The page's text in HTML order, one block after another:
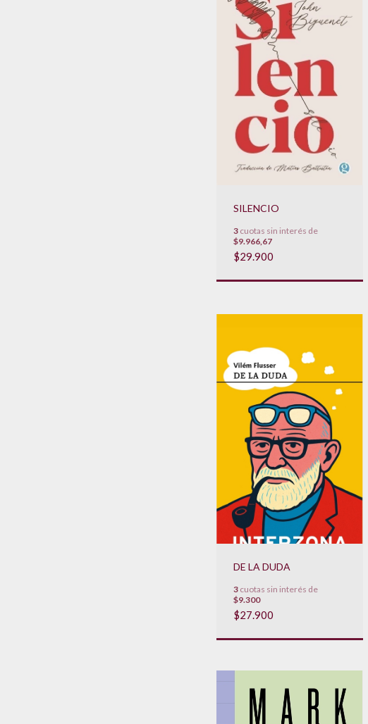
SILENCIO
3 cuotas sin interés de
$9.966,67
$29.900
DE LA DUDA
3 cuotas sin interés de
$9.300
$27.900